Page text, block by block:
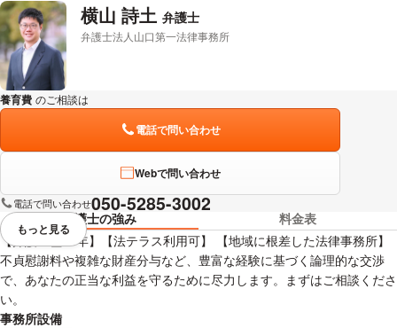
横山 詩土 弁護士
弁護士法人山口第一法律事務所
養育費 のご相談は
電話で問い合わせ
Webで問い合わせ
電話で問い合わせ050-5285-3002
弁護士の強み
料金表
【弁護士歴20年】【法テラス利用可】 【地域に根差した法律事務所】
不貞慰謝料や複雑な財産分与など、豊富な経験に基づく論理的な交渉
で、あなたの正当な利益を守るために尽力します。まずはご相談くださ
い。
事務所設備
視覚的に省略されている要素を
もっと見る